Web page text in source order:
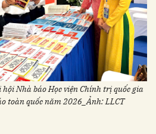
Nhà báo Học viện Chính trị quốc gia
toàn quốc năm 2026_Ảnh: LLCT